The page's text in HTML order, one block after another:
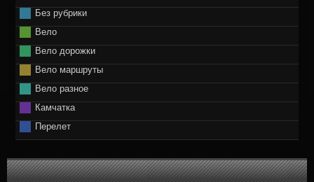
Без рубрики
Вело
Вело дорожки
Вело маршруты
Вело разное
Камчатка
Перелет